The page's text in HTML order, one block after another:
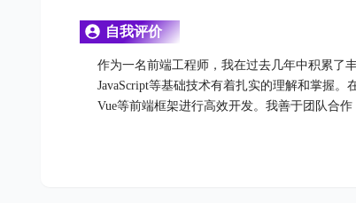
自我评价
作为一名前端工程师，我在过去几年中积累了
JavaScript等基础技术有着扎实的理解和掌握。
Vue等前端框架进行高效开发。我善于团队合